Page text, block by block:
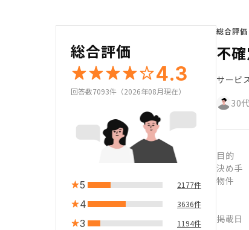
総合評価
4.3
回答数7093件（2026年08月現在）
5 2177件
4 3636件
3 1194件
総合評価
不
サービ
30
目的
決め手
物件
掲載日